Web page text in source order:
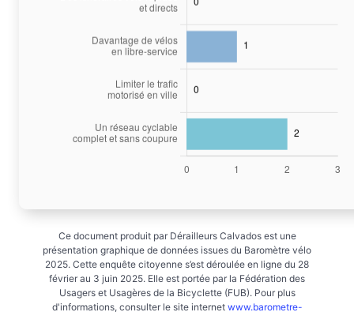
Ce document produit par Dérailleurs Calvados est une
présentation graphique de données issues du Baromètre vélo
2025. Cette enquête citoyenne s’est déroulée en ligne du 28
février au 3 juin 2025. Elle est portée par la Fédération des
Usagers et Usagères de la Bicyclette (FUB). Pour plus
d'informations, consulter le site internet www.barometre-